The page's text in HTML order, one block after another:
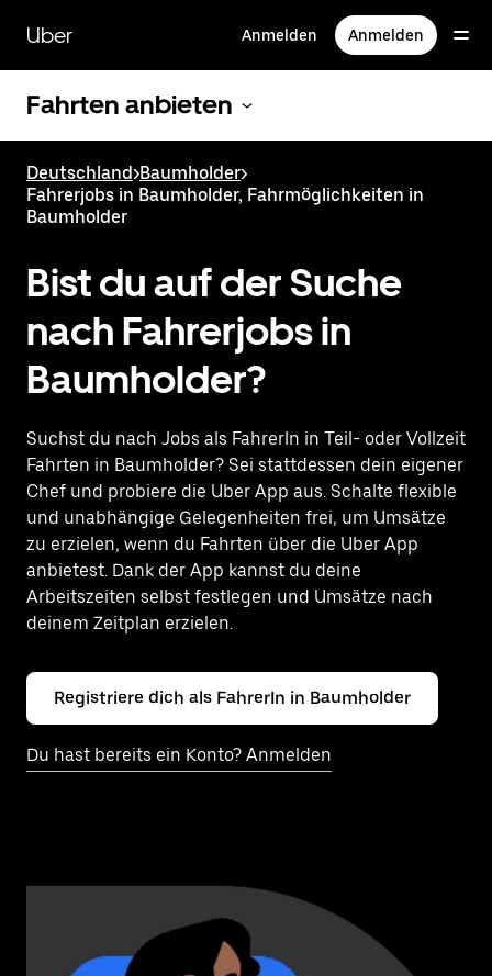
zum
Hauptinhalt
Uber Anmelden Anmelden
Fahrten anbieten
Deutschland>Baumholder>
Fahrerjobs in Baumholder, Fahrmöglichkeiten in
Baumholder
Bist du auf der Suche
nach Fahrerjobs in
Baumholder?
Suchst du nach Jobs als FahrerIn in Teil- oder Vollzeit
Fahrten in Baumholder? Sei stattdessen dein eigener
Chef und probiere die Uber App aus. Schalte flexible
und unabhängige Gelegenheiten frei, um Umsätze
zu erzielen, wenn du Fahrten über die Uber App
anbietest. Dank der App kannst du deine
Arbeitszeiten selbst festlegen und Umsätze nach
deinem Zeitplan erzielen.
Registriere dich als FahrerIn in Baumholder
Du hast bereits ein Konto? Anmelden